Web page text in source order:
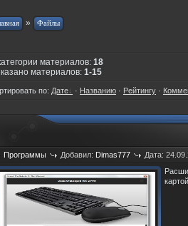
»
материалов: 18
материалов: 1-15
по: Дате · Названию · Рейтингу ·
Программы Добавил: Dimas777 Дата: